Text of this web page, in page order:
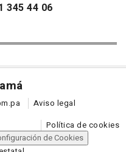
345 44 06
Aviso legal
Política de cookies
de Cookies